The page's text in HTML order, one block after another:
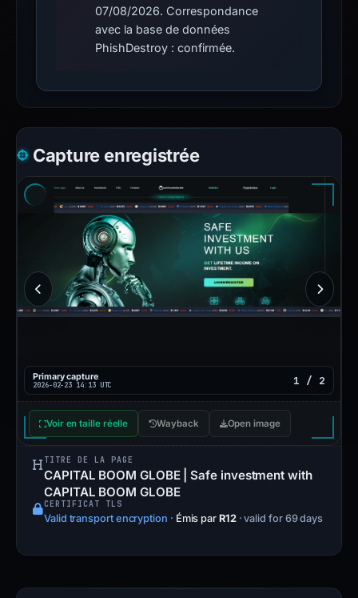
07/08/2026. Correspondance
avec la base de données
PhishDestroy : confirmée.
Capture enregistrée
Primary capture
2026-02-23 14:13 UTC 1 / 2
Voir en taille réelle Wayback Open image
TITRE DE LA PAGE
CAPITAL BOOM GLOBE | Safe investment with
CAPITAL BOOM GLOBE
CERTIFICAT TLS
Valid transport encryption · Émis par R12 · valid for 69 days